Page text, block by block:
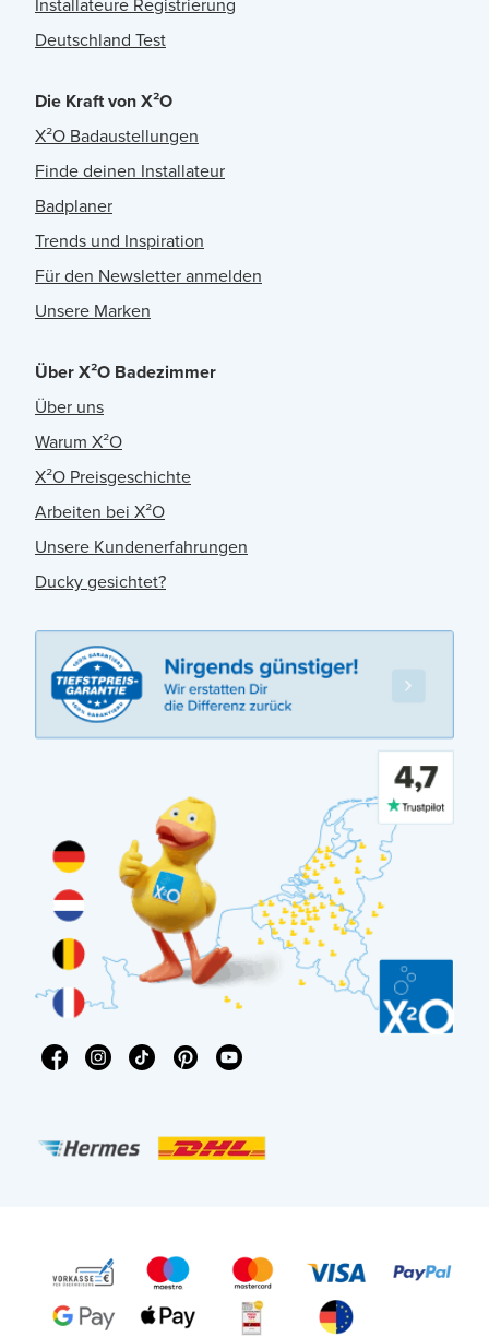
Deutschland Test
Die Kraft von X²O
X²O Badaustellungen
Finde deinen Installateur
Badplaner
Trends und Inspiration
Für den Newsletter anmelden
Unsere Marken
Über X²O Badezimmer
Über uns
Warum X²O
X²O Preisgeschichte
Arbeiten bei X²O
Unsere Kundenerfahrungen
Ducky gesichtet?